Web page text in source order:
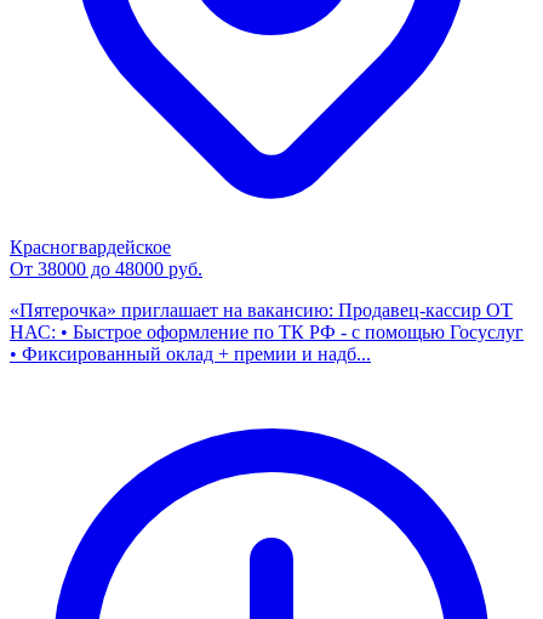
Красногвардейское
От 38000 до 48000 руб.
«Пятерочка» приглашает на вакансию: Продавец-кассир ОТ
НАС: • Быстрое оформление по ТК РФ - с помощью Госуслуг
• Фиксированный оклад + премии и надб...